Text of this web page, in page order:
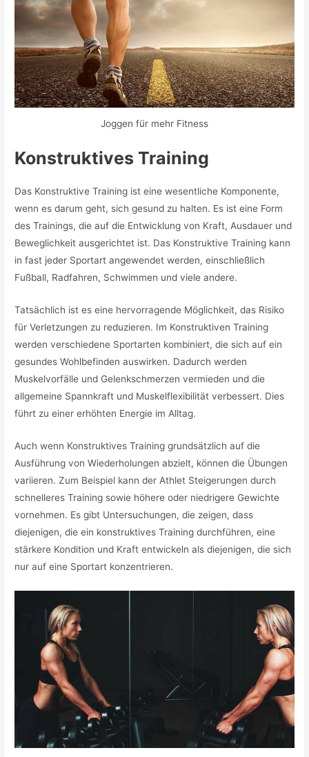
Joggen für mehr Fitness
Konstruktives Training
Das Konstruktive Training ist eine wesentliche Komponente,
wenn es darum geht, sich gesund zu halten. Es ist eine Form
des Trainings, die auf die Entwicklung von Kraft, Ausdauer und
Beweglichkeit ausgerichtet ist. Das Konstruktive Training kann
in fast jeder Sportart angewendet werden, einschließlich
Fußball, Radfahren, Schwimmen und viele andere.
Tatsächlich ist es eine hervorragende Möglichkeit, das Risiko
für Verletzungen zu reduzieren. Im Konstruktiven Training
werden verschiedene Sportarten kombiniert, die sich auf ein
gesundes Wohlbefinden auswirken. Dadurch werden
Muskelvorfälle und Gelenkschmerzen vermieden und die
allgemeine Spannkraft und Muskelflexibilität verbessert. Dies
führt zu einer erhöhten Energie im Alltag.
Auch wenn Konstruktives Training grundsätzlich auf die
Ausführung von Wiederholungen abzielt, können die Übungen
variieren. Zum Beispiel kann der Athlet Steigerungen durch
schnelleres Training sowie höhere oder niedrigere Gewichte
vornehmen. Es gibt Untersuchungen, die zeigen, dass
diejenigen, die ein konstruktives Training durchführen, eine
stärkere Kondition und Kraft entwickeln als diejenigen, die sich
nur auf eine Sportart konzentrieren.